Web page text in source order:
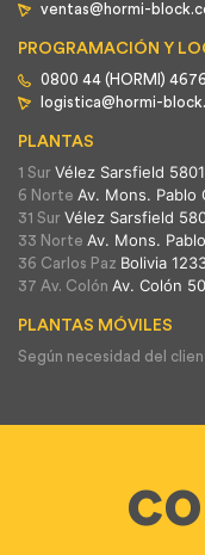
ventas@hormi-
PROGRAMACIÓN Y
0800 44 (HORMI)
logistica@hormi-
PLANTAS
1 Sur Vélez Sarsfield
6 Norte Av. Mons. Pablo
31 Sur Vélez Sarsfield
33 Norte Av. Mons.
36 Carlos Paz Bolivia
37 Av. Colón Av. Colón
PLANTAS MÓVILES
Según necesidad del